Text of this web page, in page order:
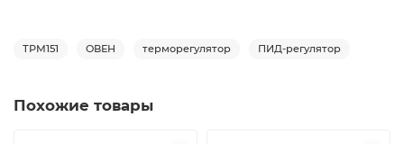
ТРМ151 ОВЕН терморегулятор ПИД-регулятор
Похожие товары